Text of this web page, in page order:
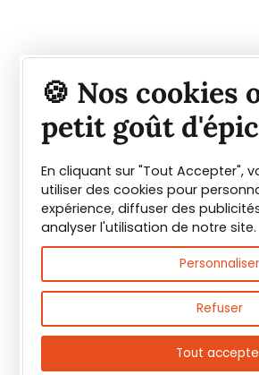
🍪 Nos cookies
petit goût
En cliquant sur "Tout Accepter",
utiliser des cookies pour
expérience, diffuser des
analyser l'utilisation de notre site.
Personnaliser
Refuser
Tout
Tout savoir
épices et
Guide PDF
Inscrivez vous à notre
téléchargez
épices de Max Daumin,un
pour vous familiariser
leurs